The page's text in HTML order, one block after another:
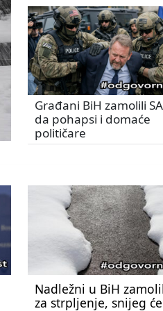
Građani BiH zamolili
da pohapsi i domaće
političare
Nadležni u BiH
za strpljenje, snijeg